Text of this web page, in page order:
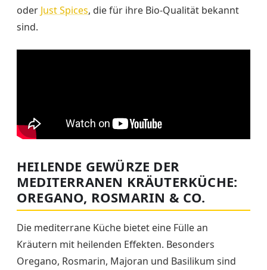
oder Just Spices, die für ihre Bio-Qualität bekannt
sind.
HEILENDE GEWÜRZE DER
MEDITERRANEN KRÄUTERKÜCHE:
OREGANO, ROSMARIN & CO.
Die mediterrane Küche bietet eine Fülle an
Kräutern mit heilenden Effekten. Besonders
Oregano, Rosmarin, Majoran und Basilikum sind